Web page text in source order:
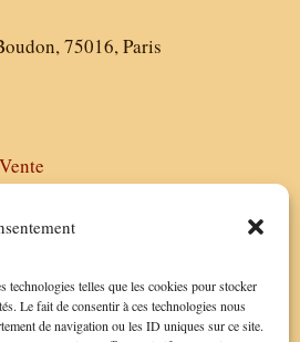
telles que les cookies pour stocker
Le fait de consentir à ces technologies nous
de navigation ou les ID uniques sur ce site.
75016, Paris